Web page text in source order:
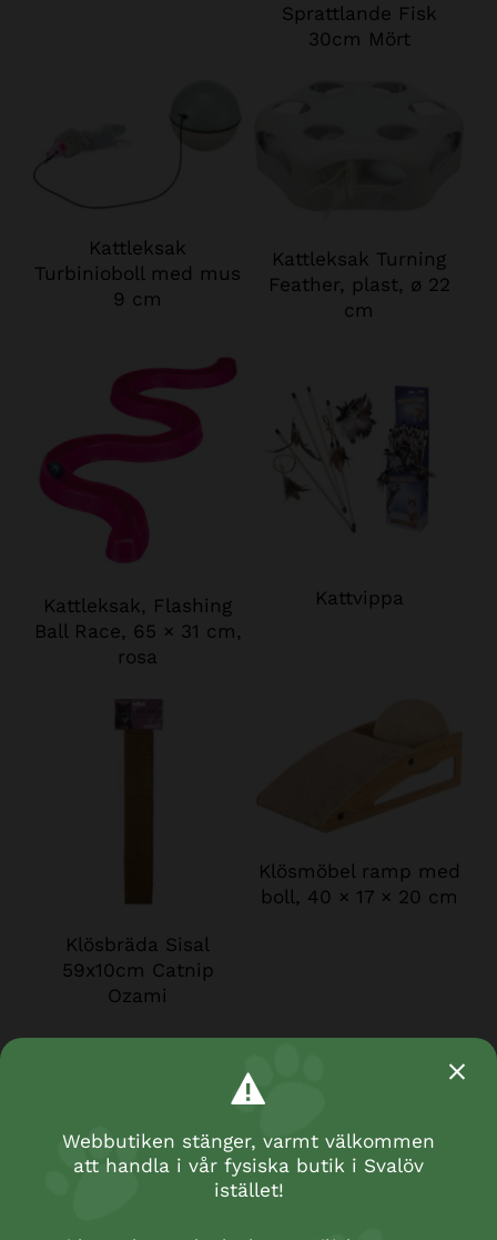
Sprattlande Fisk
30cm Mört
Kattleksak
Turbinioboll med mus
9 cm
Kattleksak Turning
Feather, plast, ø 22
cm
Kattleksak, Flashing
Ball Race, 65 × 31 cm,
rosa
Kattvippa
Klösbräda Sisal
59x10cm Catnip
Ozami
Klösmöbel ramp med
boll, 40 × 17 × 20 cm
Webbutiken stänger, varmt välkommen
att handla i vår fysiska butik i Svalöv
istället!